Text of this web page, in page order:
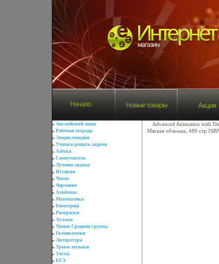
Английский язык
Рабочая тетрадь
Энциклопедии
Учимся решать задачи
Азбука
Самоучитель
Лучшие сказки
История
Чехов
Черчение
Альбомы
Математика
Геометрия
Раскраски
Атласы
Уроки Средняя группа
Головоломки
Литература
Уроки музыки
Тесты
ЕГЭ
Advanced Animation with
Мягкая обложка, 480 стр